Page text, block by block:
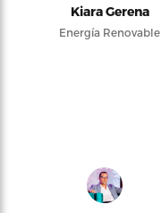
Kiara Gerena
Energía Renovable